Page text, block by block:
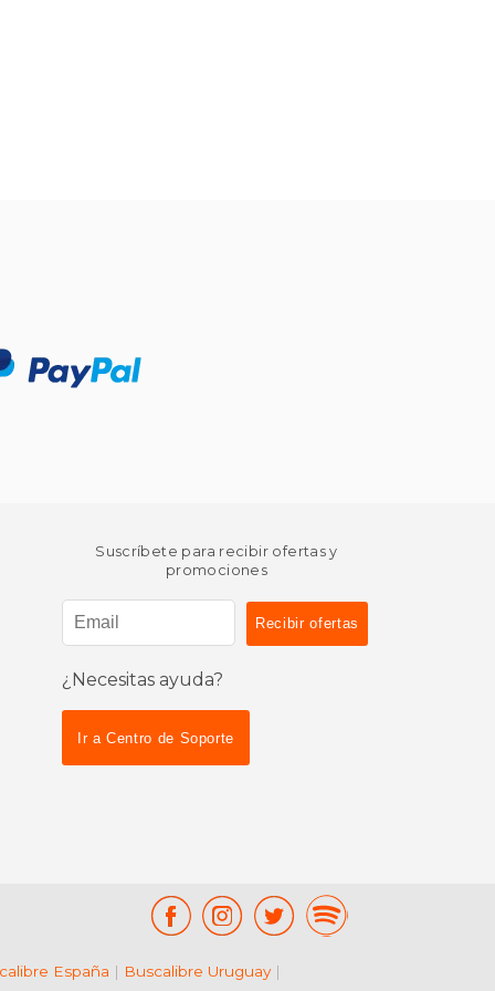
Suscríbete para recibir ofertas y
promociones
¿Necesitas ayuda?
Ir a Centro de Soporte
España | Buscalibre Uruguay|